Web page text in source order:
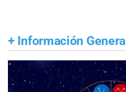
+ Información General